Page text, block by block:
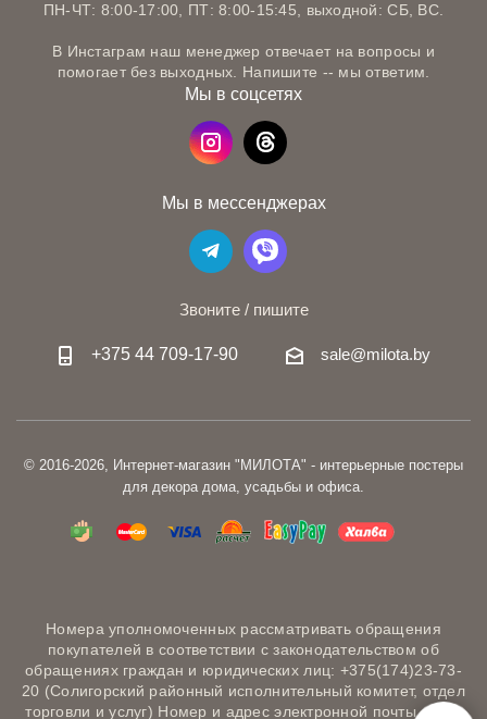
ПН-ЧТ: 8:00-17:00, ПТ: 8:00-15:45, выходной: СБ, ВС.
В Инстаграм наш менеджер отвечает на вопросы и
помогает без выходных. Напишите -- мы ответим.
Мы в соцсетях
Мы в мессенджерах
Звоните / пишите
+375 44 709-17-90 sale@milota.by
© 2016-2026, Интернет-магазин "МИЛОТА" - интерьерные постеры
для декора дома, усадьбы и офиса.
Номера уполномоченных рассматривать обращения
покупателей в соответствии с законодательством об
обращениях граждан и юридических лиц: +375(174)23-73-
20 (Солигорский районный исполнительный комитет, отдел
торговли и услуг) Номер и адрес электронной почты лица,